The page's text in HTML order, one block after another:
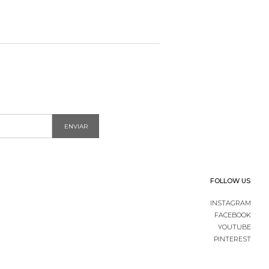
ENVIAR
FOLLOW US
INSTAGRAM
FACEBOOK
YOUTUBE
PINTEREST